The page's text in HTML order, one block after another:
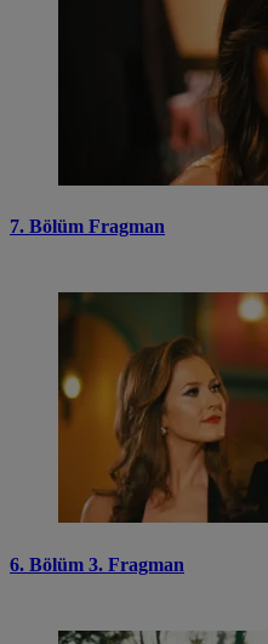
7. Bölüm Fragman
6. Bölüm 3. Fragman